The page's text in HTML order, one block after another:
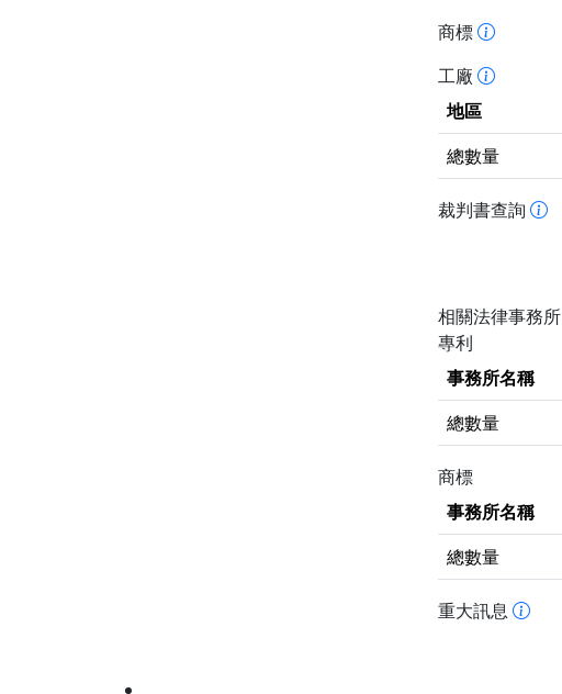
商標
工廠
地區
總數量
裁判書查詢
相關法律事務所
專利
事務所名稱
總數量
商標
事務所名稱
總數量
重大訊息